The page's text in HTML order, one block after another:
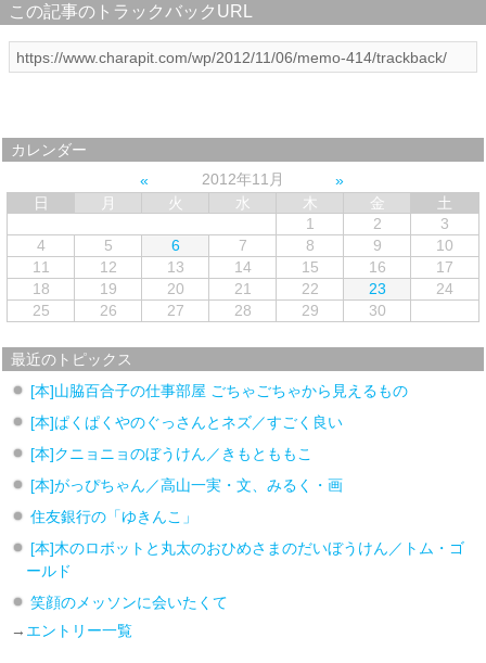
この記事のトラックバックURL
カレンダー
2012年11月
日
月 火 水 木 金
土
1
2
3
4
5 6 7 8 9
10
11
12 13 14 15 16
17
18
19 20 21 22 23
24
25
26 27 28 29 30
最近のトピックス
[本]山脇百合子の仕事部屋 ごちゃごちゃから見えるもの
[本]ぱくぱくやのぐっさんとネズ／すごく良い
[本]クニョニョのぼうけん／きもとももこ
[本]がっぴちゃん／高山一実・文、みるく・画
住友銀行の「ゆきんこ」
[本]木のロボットと丸太のおひめさまのだいぼうけん／トム・ゴ
ールド
笑顔のメッソンに会いたくて
→ エントリー一覧